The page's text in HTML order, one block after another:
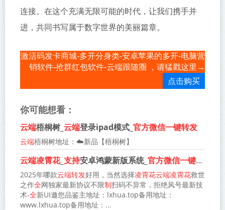
连接。在这个充满无限可能的时代，让我们携手并
进，共同书写属于数字世界的美丽篇章。
激活码发卡商城-多开分身类-安卓苹果的多开-电脑营
销软件-抢群红包软件-云端跟随圈 ，请猛戳这里→
点击购买
你可能想看：
云端梧桐树_ 云端登录ipad模式_ 官方微信一键转发
云端梧桐树地址：☁️新品【梧桐树】
云端凌霄花_ 支持安卓鸿蒙新版系统_ 官方微信一键转发
2025年哪款云端转发好用，当然选择凌霄花云端凌霄花救世
之作全网独家最新协议不限制扫码不异常，拒绝风号最新技
术-全新UI邀您品鉴主地址：lxhua.top备用地址：
www.lxhua.top备用地址：...